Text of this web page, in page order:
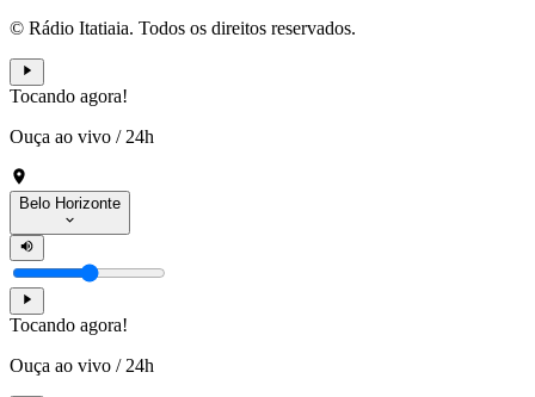
© Rádio Itatiaia. Todos os direitos reservados.
Tocando agora!
Ouça ao vivo / 24h
Belo Horizonte
Tocando agora!
Ouça ao vivo / 24h